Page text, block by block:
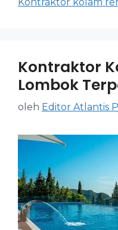
Kontraktor
Lombok
oleh Editor Atlantis